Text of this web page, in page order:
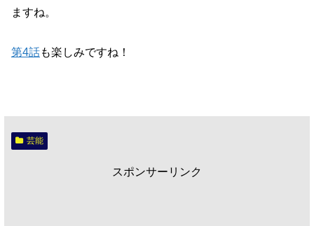
ますね。
第4話も楽しみですね！
芸能
スポンサーリンク